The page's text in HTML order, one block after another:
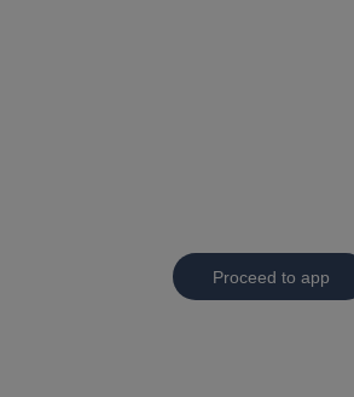
Proceed to app